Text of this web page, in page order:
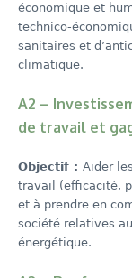
économique et
technico-
sanitaires et
climatique.
A2 –
de travail et
Objectif :Aider
travail (efficacité,
et à prendre en
société relatives
énergétique.